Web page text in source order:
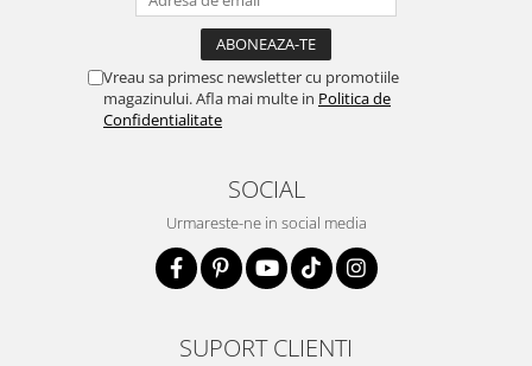
Vreau sa primesc newsletter cu promotiile
magazinului. Afla mai multe in Politica de
Confidentialitate
SOCIAL
Urmareste-ne in social media
SUPORT CLIENTI